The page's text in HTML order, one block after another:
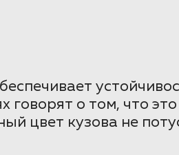
говорят о том, что
цвет кузова не